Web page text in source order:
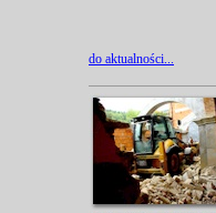
do aktualności...